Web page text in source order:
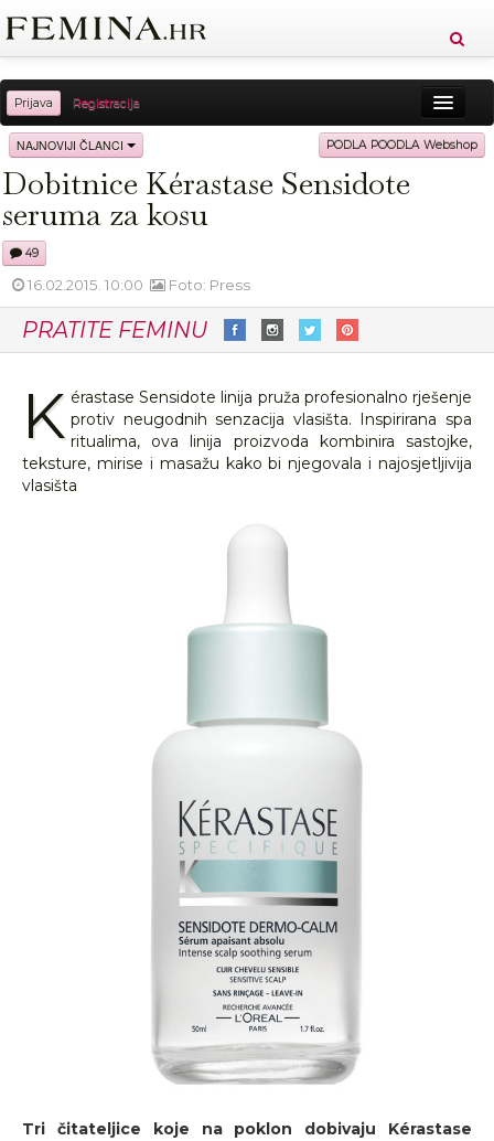
Prijava Registracija
Sreća Zdravlje Vitkost
Moda Ljubav Relax Putovanja Recepti
NAJNOVIJI ČLANCI PODLA POODLA Webshop
Dobitnice Kérastase Sensidote
seruma za kosu
49
16.02.2015. 10:00 Foto: Press
PRATITE FEMINU
K érastase Sensidote linija pruža profesionalno rješenje
protiv neugodnih senzacija vlasišta. Inspirirana spa
ritualima, ova linija proizvoda kombinira sastojke,
teksture, mirise i masažu kako bi njegovala i najosjetljivija
vlasišta
Tri čitateljice koje na poklon dobivaju Kérastase